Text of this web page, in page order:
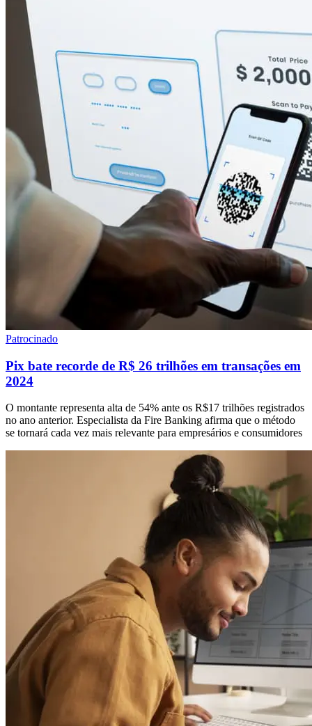
Patrocinado
Pix bate recorde de R$ 26 trilhões em transações em
2024
O montante representa alta de 54% ante os R$17 trilhões registrados
no ano anterior. Especialista da Fire Banking afirma que o método
se tornará cada vez mais relevante para empresários e consumidores